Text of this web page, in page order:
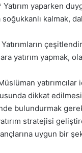
yaparken
kalmak,
yatırım yapmak,
dikkat
bulundurmak
stratejisi
uygun bir